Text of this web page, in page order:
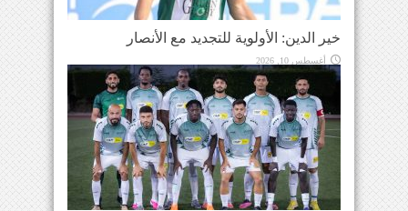
خير الدين: الأولوية للتجديد مع الأنصار
أغسطس 10, 2026